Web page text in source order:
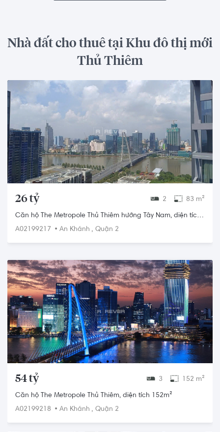
Nhà đất cho thuê tại Khu đô thị mới
Thủ Thiêm
Căn hộ The Metropole Thủ Thiêm hướng Tây Nam, diện tích
83m²
A02199217 • An Khánh , Quận 2
2 83 m²
26 tỷ
Căn hộ The Metropole Thủ Thiêm, diện tích 152m²
A02199218
• An Khánh , Quận 2
3 152 m²
54 tỷ